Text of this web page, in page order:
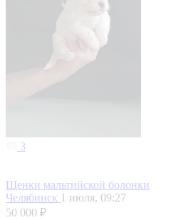
3
Щенки мальтийской болонки
Челябинск 1 июля, 09:27
50 000 ₽